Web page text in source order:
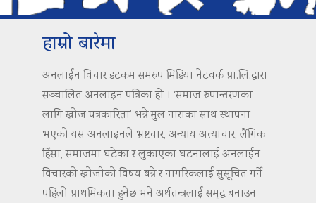
हाम्रो बारेमा
अनलाईन विचार डटकम समरुप मिडिया नेटवर्क प्रा.लि.द्वारा
सञ्चालित अनलाइन पत्रिका हो । ‘समाज रुपान्तरणका
लागि खोज पत्रकारिता’ भन्ने मुल नाराका साथ स्थापना
भएको यस अनलाइनले भ्रष्टचार, अन्याय अत्याचार, लैंगिक
हिंसा, समाजमा घटेका र लुकाएका घटनालाई अनलाईन
विचारको खोजीको विषय बन्ने र नागरिकलाई सुसूचित गर्ने
पहिलो प्राथमिकता हुनेछ भने अर्थतन्त्रलाई समृद्ध बनाउन